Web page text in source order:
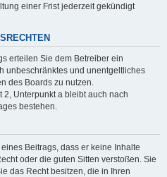
einer Frist jederzeit gekündigt
erteilen Sie dem Betreiber ein
unbeschränktes und unentgeltliches
des Boards zu nutzen.
2, Unterpunkt a bleibt auch nach
bestehen.
Beitrags, dass er keine Inhalte
oder die guten Sitten verstoßen. Sie
das Recht besitzen, die in Ihren